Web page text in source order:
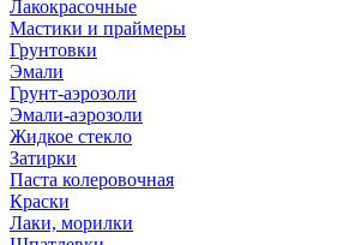
Лакокрасочные
Мастики и праймеры
Грунтовки
Эмали
Грунт-аэрозоли
Эмали-аэрозоли
Жидкое стекло
Затирки
Паста колеровочная
Краски
Лаки, морилки